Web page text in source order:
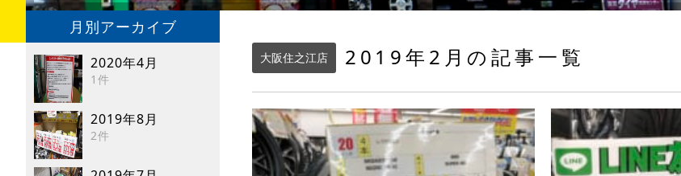
月別アーカイブ
2020年4月
1件
2019年8月
2件
大阪住之江店 2019年2月の記事一覧